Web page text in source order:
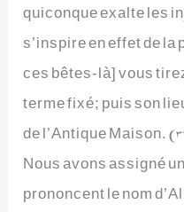
quiconque exalte les
s’inspire en effet de
ces bêtes-là] vous
terme fixé; puis son
de l’Antique Maison.
Nous avons assigné
prononcent le nom